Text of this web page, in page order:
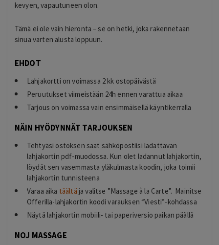
kevyen, vapautuneen olon.
Tämä ei ole vain hieronta – se on hetki, joka rakennetaan
sinua varten alusta loppuun.
EHDOT
Lahjakortti on voimassa 2 kk ostopäivästä
Peruutukset viimeistään 24h ennen varattua aikaa
Tarjous on voimassa vain ensimmäisellä käyntikerralla
NÄIN HYÖDYNNÄT TARJOUKSEN
Tehtyäsi ostoksen saat sähköpostiisi ladattavan
lahjakortin pdf-muodossa. Kun olet ladannut lahjakortin,
löydät sen vasemmasta yläkulmasta koodin, joka toimii
lahjakortin tunnisteena
Varaa aika täältä ja valitse ”Massage à la Carte”. Mainitse
Offerilla-lahjakortin koodi varauksen “Viesti”-kohdassa
Näytä lahjakortin mobiili- tai paperiversio paikan päällä
NOJ MASSAGE